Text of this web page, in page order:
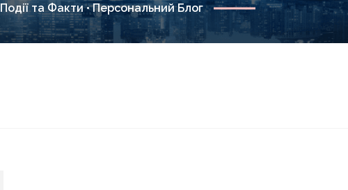
Події та Факти • Персональний Блог